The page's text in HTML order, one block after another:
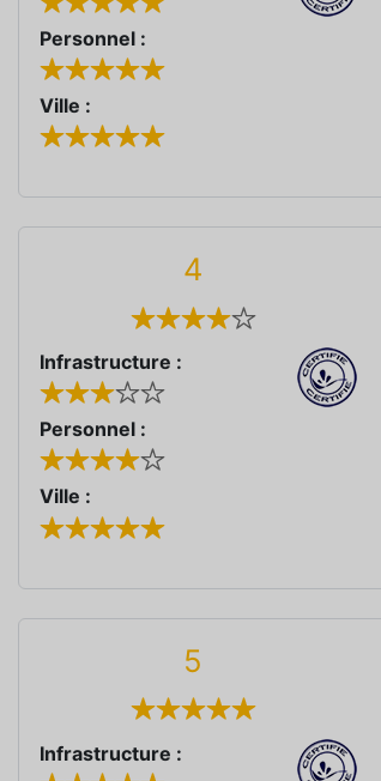
Personnel :
Ville :
4
Infrastructure :
Personnel :
Ville :
5
Infrastructure :